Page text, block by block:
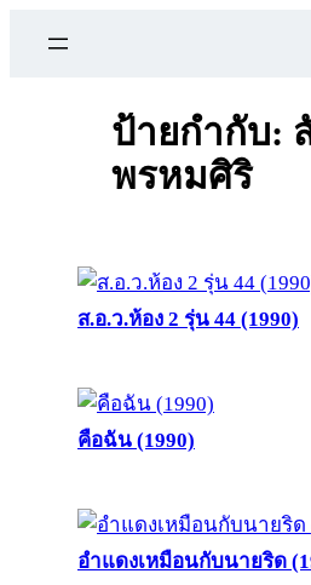
ป้ายกำกับ:
พรหมศิริ
ส.อ.ว.ห้อง 2 รุ่น 44 (1990)
คือฉัน (1990)
อำแดงเหมือนกับนายริด